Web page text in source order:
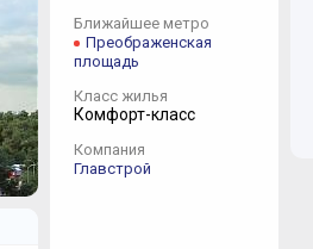
Ближайшее метро
Преображенская
площадь
Класс жилья
Комфорт-класс
Компания
Главстрой